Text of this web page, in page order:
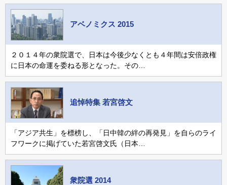
アベノミクス 2015
２０１４年の衆院選で、日本は今後少なくとも４年間は安倍政権
に日本の命運を委ねる形となった。その…
追悼特集 若宮啓文
「アジア共生」を標榜し、「日中韓の絆の再発見」を自らのライ
フワークに掲げていた若宮啓文氏（日本…
衆院選 2014